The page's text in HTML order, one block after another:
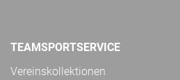
TEAMSPORTSERVICE
Vereinskollektionen